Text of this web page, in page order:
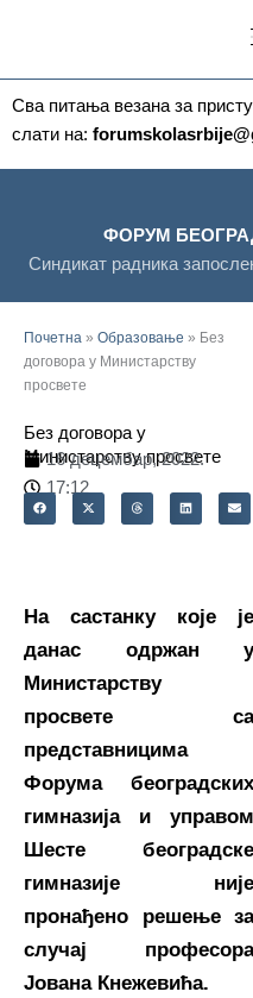
Сва питања везана за
слати на:
ФОРУМ
Синдикат радника
Почетна » Образовање » Без
договора у Министарству
просвете
Без договора у
Министарству просвете
16 децембар, 2022.
17:12
На састанку које је
данас одржан у
Министарству
просвете са
представницима
Форума београдских
гимназија и управом
Шесте београдске
гимназије није
пронађено решење за
случај професора
Јована Кнежевића.